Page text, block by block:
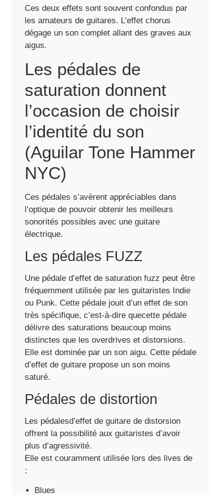
NYC)
Ces pédales s’avèrent appréciables dans
sonorités possibles avec une guitare
électrique.
Les pédales FUZZ
Une pédale d’effet de saturation fuzz peut être
fréquemment utilisée par les guitaristes Indie
ou Punk. Cette pédale jouit d’un effet de son
très spécifique, c’est-à-dire quecette pédale
délivre des saturations beaucoup moins
Elle est dominée par un son aigu. Cette pédale
d’effet de guitare propose un son moins
saturé.
Pédales de distortion
offrent la possibilité aux guitaristes d’avoir
plus d’agressivité.
Elle est couramment utilisée lors des lives de
:
Blues
Hard rock
Punk
Rock
Pédales overdrive
Les pédales
sont fabriquées pour
par les guitaristes de rock traditionnel. Elle va